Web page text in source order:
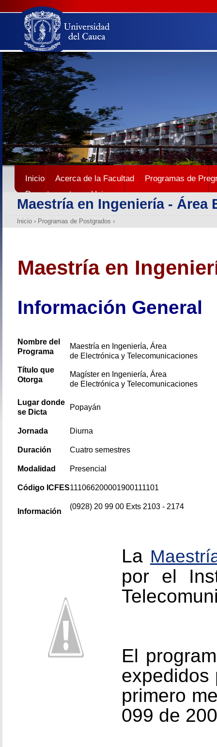
Inicio Acerca de la Facultad
Programas de
Departamentos
Unicauca
Maestría en Ingeniería -
Inicio › Programas de Postgrados ›
Maestría en
Información General
Nombre del
Programa
Maestría en Ingeniería, Área
de Electrónica y Telecomunicaciones
Título que
Otorga
Magíster en Ingeniería, Área
de Electrónica y Telecomunicaciones
Lugar donde
se Dicta
Popayán
Jornada Diurna
Duración Cuatro semestres
Modalidad Presencial
Código ICFES111066200001900111101
Información
(0928) 20 99 00 Exts 2103 - 2174
La
por el
El
expedidos
primero
099 de